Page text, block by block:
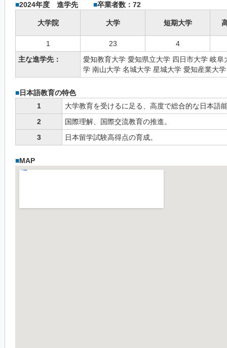
■2024年度 進学先 ■卒業者数：72
大学院 大学 短期大学
1 23
4
主な進学先：
愛知教育大学 愛知県立大学 四日市大学 岐
学 南山大学 名城大学 星城大学 愛知産業大
■日本語教育の特色
1
大学教育を受けるに足る、高度で総合的な日本語
2
国際理解、国際交流教育の推進。
3
日本留学試験高得点の育成。
■MAP